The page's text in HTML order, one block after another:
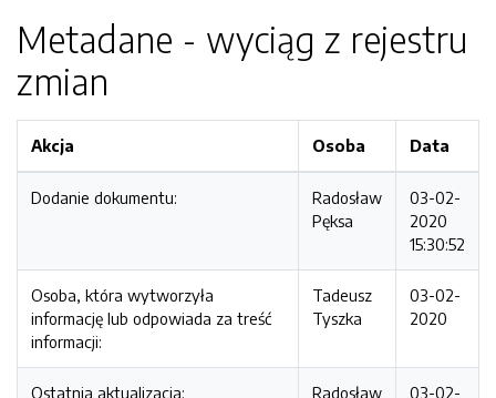
Metadane - wyciąg z rejestru
zmian
Akcja Osoba Data
Dodanie dokumentu:
Radosław
Pęksa
03-02-
2020
15:30:52
Osoba, która wytworzyła
informację lub odpowiada za treść
informacji:
Tadeusz
Tyszka
03-02-
2020
Ostatnia aktualizacja:
Radosław
03-02-